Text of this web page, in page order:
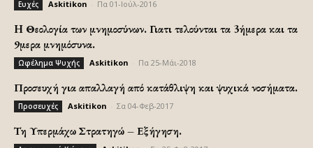
Ευχές Askitikon Πα 01-Ιούλ-2016
H Θεολογία των μνημοσύνων. Γιατι τελούνται τα 3ήμερα και τα
9μερα μνημόσυνα.
Ωφέλημα Ψυχής Askitikon Πα 25-Μάι-2018
Προσευχή για απαλλαγή από κατάθλιψη και ψυχικά νοσήματα.
Προσευχές Askitikon Σα 04-Φεβ-2017
Τη Υπερμάχω Στρατηγώ – Εξήγηση.